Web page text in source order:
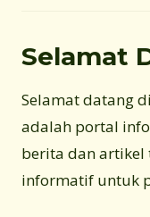
Selamat
Selamat datang di
adalah portal
berita dan artikel
informatif untuk